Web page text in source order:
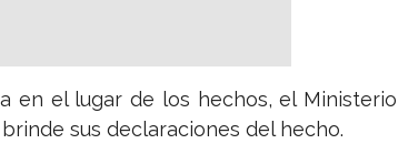
en el lugar de los hechos, el Ministerio
sus declaraciones del hecho.